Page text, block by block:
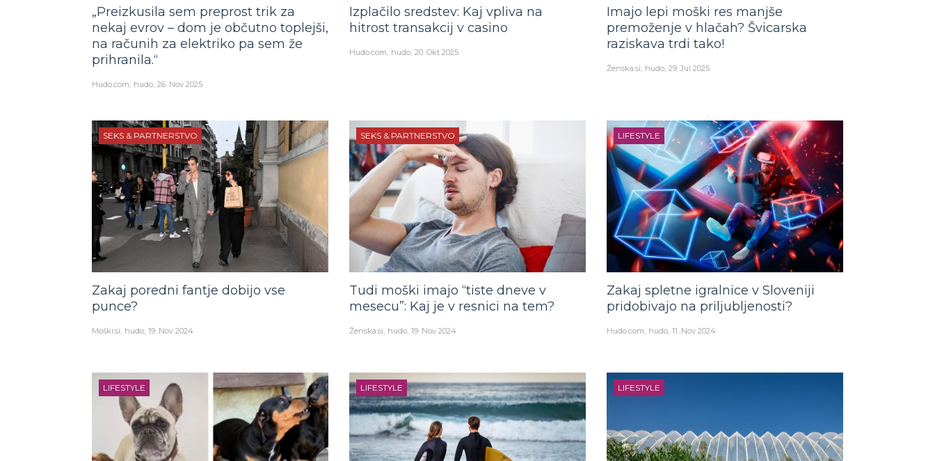
„Preizkusila sem preprost trik za
nekaj evrov – dom je občutno toplejši,
na računih za elektriko pa sem že
prihranila.“
Hudo.com hudo 26. Nov 2025
Izplačilo sredstev: Kaj vpliva na
hitrost transakcij v casino
Hudo.com hudo 20. Okt 2025
Imajo lepi moški res manjše
premoženje v hlačah? Švicarska
raziskava trdi tako!
Ženska.si hudo 29. Jul 2025
SEKS & PARTNERSTVO
Zakaj poredni fantje dobijo vse
punce?
Moški.si hudo 19. Nov 2024
SEKS & PARTNERSTVO
Tudi moški imajo “tiste dneve v
mesecu”: Kaj je v resnici na tem?
Ženska.si hudo 19. Nov 2024
LIFESTYLE
Zakaj spletne igralnice v Sloveniji
pridobivajo na priljubljenosti?
Hudo.com hudo 11. Nov 2024
LIFESTYLE LIFESTYLE LIFESTYLE